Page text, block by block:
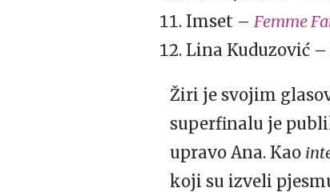
Imset – Femme
Lina Kuduzović –
Žiri je svojim
superfinalu je
upravo Ana. Kao
koji su izveli